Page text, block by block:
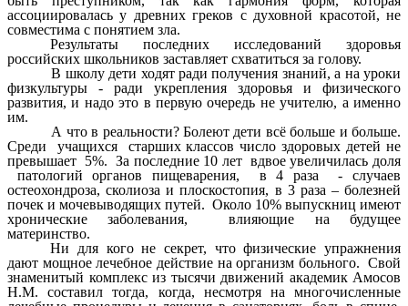
ассоциировалась у древних греков с духовной красотой, не
совместима с понятием зла.
Результаты последних исследований здоровья
российских школьников заставляет схватиться за голову.
В школу дети ходят ради получения знаний, а на уроки
физкультуры - ради укрепления здоровья и физического
развития, и надо это в первую очередь не учителю, а именно
им.
А что в реальности? Болеют дети всё больше и больше.
Среди учащихся старших классов число здоровых детей не
превышает 5%. За последние 10 лет вдвое увеличилась доля
патологий органов пищеварения, в 4 раза - случаев
остеохондроза, сколиоза и плоскостопия, в 3 раза – болезней
почек и мочевыводящих путей. Около 10% выпускниц имеют
хронические заболевания, влияющие на будущее
материнство.
Ни для кого не секрет, что физические упражнения
дают мощное лечебное действие на организм больного. Свой
знаменитый комплекс из тысячи движений академик Амосов
Н.М. составил тогда, когда, несмотря на многочисленные